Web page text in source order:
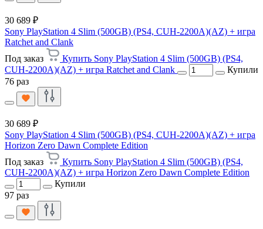
30 689 ₽
Sony PlayStation 4 Slim (500GB) (PS4, CUH-2200A)(AZ) + игра
Ratchet and Clank
Под заказ
Купить Sony PlayStation 4 Slim (500GB) (PS4,
CUH-2200A)(AZ) + игра Ratchet and Clank
Купили
76 раз
30 689 ₽
Sony PlayStation 4 Slim (500GB) (PS4, CUH-2200A)(AZ) + игра
Horizon Zero Dawn Complete Edition
Под заказ
Купить Sony PlayStation 4 Slim (500GB) (PS4,
CUH-2200A)(AZ) + игра Horizon Zero Dawn Complete Edition
Купили
97 раз